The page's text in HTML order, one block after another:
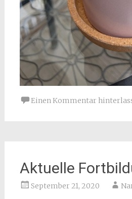
Einen Kommentar
Aktuelle
September 21, 2020